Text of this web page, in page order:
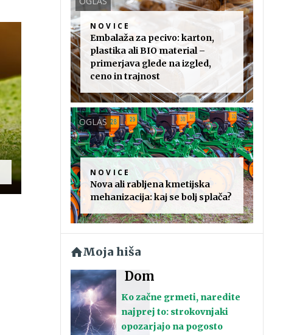
NOVICE
Embalaža za pecivo: karton,
plastika ali BIO material –
primerjava glede na izgled,
ceno in trajnost
OGLAS
NOVICE
Nova ali rabljena kmetijska
mehanizacija: kaj se bolj splača?
Moja hiša
Dom
Ko začne grmeti, naredite
najprej to: strokovnjaki
opozarjajo na pogosto